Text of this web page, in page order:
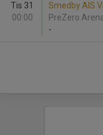
Tis 31
00:00
Smedby AIS
PreZero
-